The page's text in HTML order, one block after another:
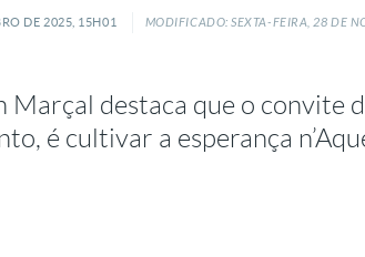
DE 2025, 15H01 MODIFICADO: SEXTA-FEIRA, 28 DE
Marçal destaca que o convite
é cultivar a esperança